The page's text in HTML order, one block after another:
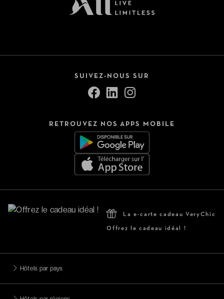
SUIVEZ-NOUS SUR
RETROUVEZ NOS APPS MOBILE
La e-carte cadeau VeryChic
Offrez le cadeau idéal !
Hôtels par pays